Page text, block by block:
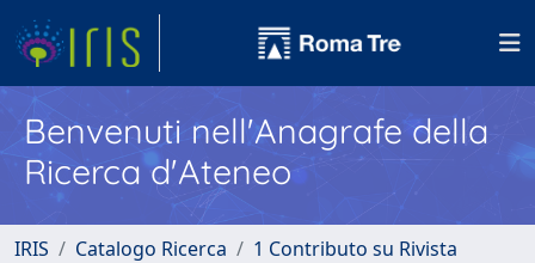
Benvenuti nell'Anagrafe della
Ricerca d'Ateneo
IRIS Catalogo Ricerca
1 Contributo su Rivista